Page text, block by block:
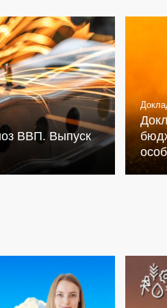
ВВП. Выпуск